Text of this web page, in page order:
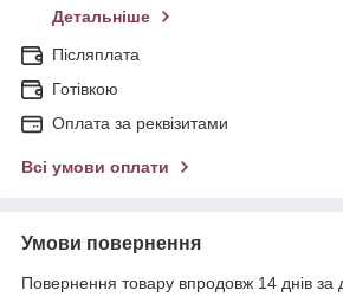
Детальніше
Післяплата
Готівкою
Оплата за реквізитами
Всі умови оплати
Умови повернення
Повернення товару впродовж 14 днів за